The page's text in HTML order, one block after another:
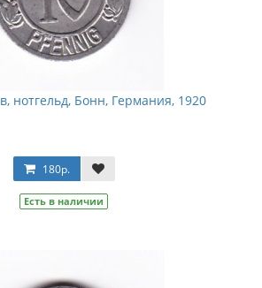
нотгельд, Бонн, Германия, 1920
180р.
Есть в наличии